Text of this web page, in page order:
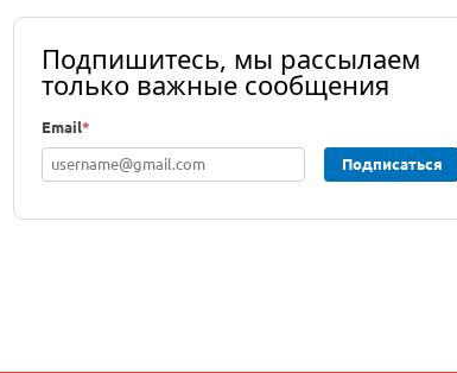
Подпишитесь, мы рассылаем
только важные сообщения
Email*
Подписаться